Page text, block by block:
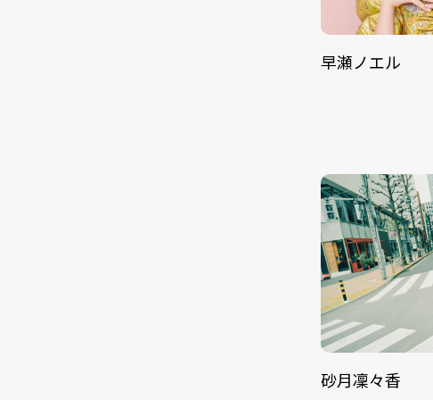
早瀬ノエル
砂月凜々香